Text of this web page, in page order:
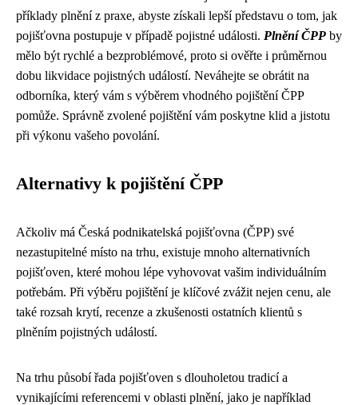
příklady plnění z praxe, abyste získali lepší představu o tom, jak
pojišťovna postupuje v případě pojistné události. Plnění ČPP by
mělo být rychlé a bezproblémové, proto si ověřte i průměrnou
dobu likvidace pojistných událostí. Neváhejte se obrátit na
odborníka, který vám s výběrem vhodného pojištění ČPP
pomůže. Správně zvolené pojištění vám poskytne klid a jistotu
při výkonu vašeho povolání.
Alternativy k pojištění ČPP
Ačkoliv má Česká podnikatelská pojišťovna (ČPP) své
nezastupitelné místo na trhu, existuje mnoho alternativních
pojišťoven, které mohou lépe vyhovovat vašim individuálním
potřebám. Při výběru pojištění je klíčové zvážit nejen cenu, ale
také rozsah krytí, recenze a zkušenosti ostatních klientů s
plněním pojistných událostí.
Na trhu působí řada pojišťoven s dlouholetou tradicí a
vynikajícími referencemi v oblasti plnění, jako je například